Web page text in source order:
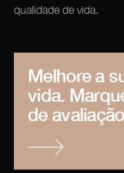
qualidade de vida.
Melhore a
vida.
de